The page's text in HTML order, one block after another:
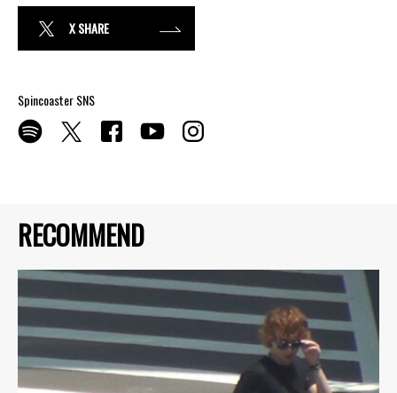
RECOMMEND
X SHARE
Spincoaster SNS